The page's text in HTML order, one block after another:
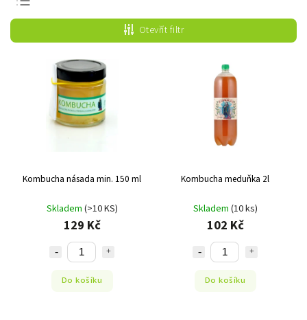
Nejprodávanější
Nejlevnější
Nejdražší
Abecedně
Otevřít filtr
Kombucha násada min. 150 ml
Skladem (>10 KS)
129 Kč
Do košíku
Kombucha meduňka 2l
Skladem (10 ks)
102 Kč
Do košíku